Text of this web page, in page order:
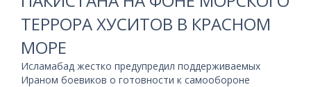
ТЕРРОРА ХУСИТОВ В КРАСНОМ
МОРЕ
Исламабад жестко предупредил поддерживаемых
Ираном боевиков о готовности к самообороне